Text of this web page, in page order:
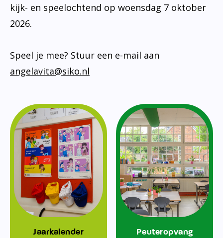
kijk- en speelochtend op woensdag 7 oktober
2026.
Speel je mee? Stuur een e-mail aan
angelavita@siko.nl
Jaarkalender Peuteropvang